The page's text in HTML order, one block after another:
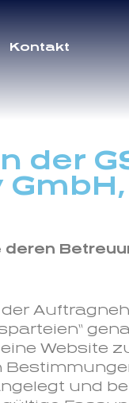
Kontakt
der
GmbH,
deren
Website
und